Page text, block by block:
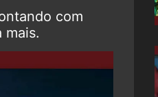
com
mais.